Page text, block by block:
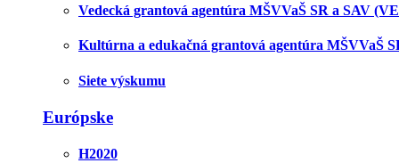
Vedecká grantová agentúra MŠVVaŠ SR a SAV
Kultúrna a edukačná grantová agentúra MŠVVaŠ
Siete výskumu
Európske
H2020